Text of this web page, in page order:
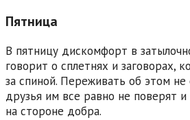
Пятница
В пятницу дискомфорт в
говорит о сплетнях и заговорах,
за спиной. Переживать об этом не
друзья им все равно не поверят и
на стороне добра.